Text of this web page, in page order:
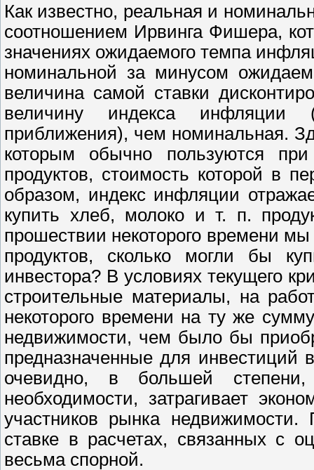
Как известно, реальная и
соотношением Ирвинга Фишера,
значениях ожидаемого темпа
номинальной за минусом
величина самой ставки
величину индекса инфляции
приближения), чем номинальная.
которым обычно пользуются при
продуктов, стоимость которой в
образом, индекс инфляции
купить хлеб, молоко и т. п.
прошествии некоторого времени
продуктов, сколько могли бы
инвестора? В условиях текущего
строительные материалы, на
некоторого времени на ту же
недвижимости, чем было бы
предназначенные для инвестиций
очевидно, в большей
необходимости, затрагивает
участников рынка недвижимости.
ставке в расчетах, связанных с
весьма спорной.